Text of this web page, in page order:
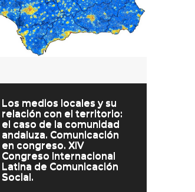
Los medios locales y su
relación con el territorio:
el caso de la comunidad
andaluza. Comunicación
en congreso. XIV
Congreso Internacional
Latina de Comunicación
Social.